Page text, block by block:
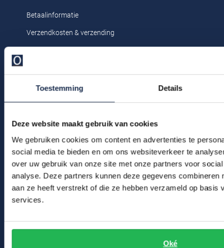
Toestemming Details
Deze website maakt gebruik van cookies
We gebruiken cookies om content en advertenties te
social media te bieden en om ons websiteverkeer te
over uw gebruik van onze site met onze partners voor
analyse. Deze partners kunnen deze gegevens combineren
aan ze heeft verstrekt of die ze hebben verzameld op basis
services.
Oké
Seidensticker
Tommy Hilfiger
Vanguard
Replay
Reset
Seidensticker
Slater
State of Art
Superdry
Betaalinformatie
Verzendkosten & verzending
Veelgestelde vragen
Kledingonderhoud
Klantenservice
Actievoorwaarden
Winkel
Winkel & Openingstijden
Contact
Bert Schrier Herenmode